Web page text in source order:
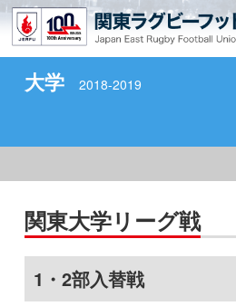
大学 2018-2019
関東大学リーグ戦
1・2部入替戦